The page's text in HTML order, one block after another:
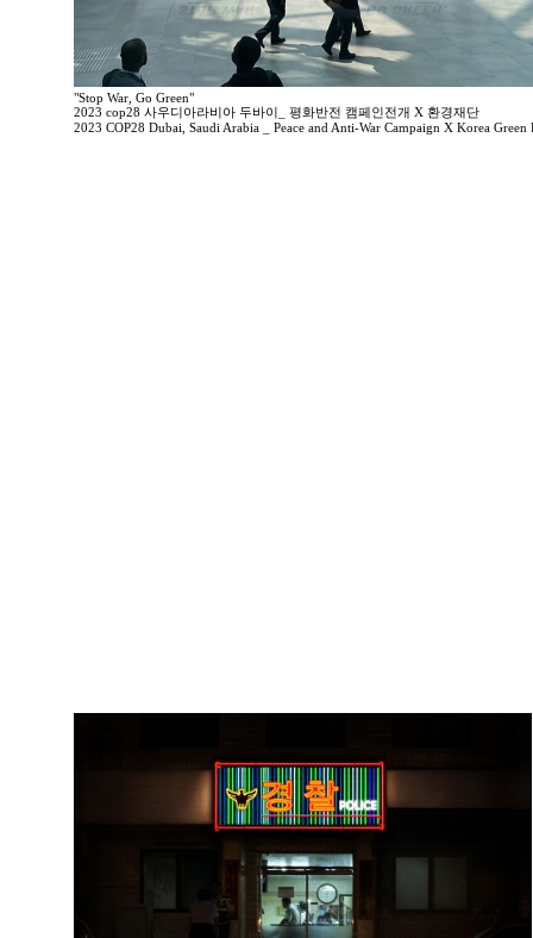
"Stop War, Go Green"
2023 cop28 사우디아라비아 두바이_ 평화반전 캠페인전개 X 환경재단
2023 COP28 Dubai, Saudi Arabia _ Peace and Anti-War Campaign X Korea Green